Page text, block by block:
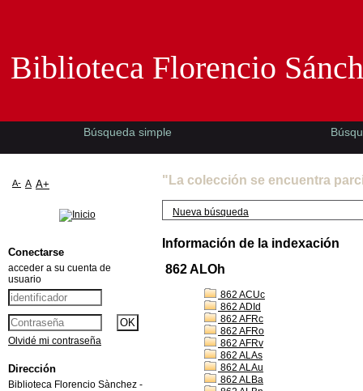
"La colección se encuentra
Nueva búsqueda
Información de la indexación
862 ALOh
862 ACUc
862 ADId
862 AFRc
862 AFRo
862 AFRv
862 ALAs
862 ALAu
862 ALBa
Biblioteca Florencio
Búsqueda simple
A- A A+
Conectarse
acceder a su cuenta de
usuario
Olvidé mi contraseña
Dirección
Biblioteca Florencio Sànchez -